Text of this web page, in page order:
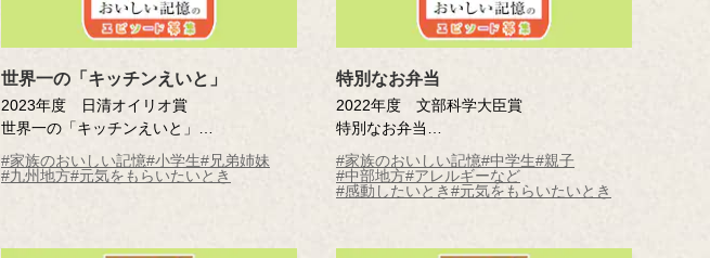
世界一の「キッチンえいと」
2023年度 日清オイリオ賞
世界一の「キッチンえいと」
佐藤 瑛都 （福津市立福間南小学校4
年）
#家族のおいしい記憶#小学生#兄弟姉妹
#九州地方#元気をもらいたいとき
特別なお弁当
2022年度 文部科学大臣賞
特別なお弁当
矢坂 晟太郎 （三条市立第四中学校2
年）
#家族のおいしい記憶#中学生#親子
#中部地方#アレルギーなど
#感動したいとき#元気をもらいたいとき